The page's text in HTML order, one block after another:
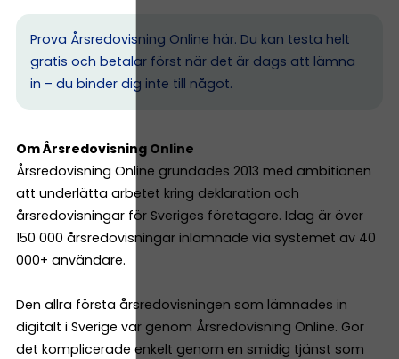
Prova Årsredovisning Online här. Du kan testa helt
gratis och betalar först när det är dags att lämna
in – du binder dig inte till något.
Om Årsredovisning Online
Årsredovisning Online grundades 2013 med ambitionen
att underlätta arbetet kring deklaration och
årsredovisningar för Sveriges företagare. Idag är över
150 000 årsredovisningar inlämnade via systemet av 40
000+ användare.
Den allra första årsredovisningen som lämnades in
digitalt i Sverige var genom Årsredovisning Online. Gör
det komplicerade enkelt genom en smidig tjänst som